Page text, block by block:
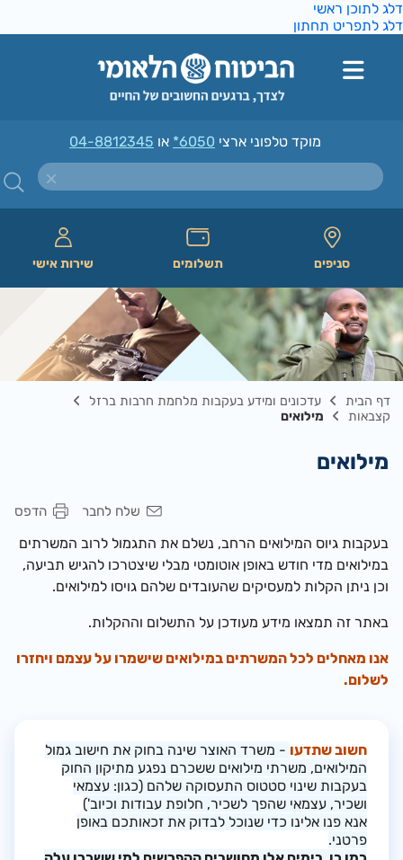
לתוכן ראשי
לתפריט תחתון
מוקד טלפוני ארצי*6050או04-8812345
סניפים תשלומים שירות אישי
דף הבית
עדכונים ומידע בעקבות מלחמת חרבות ברזל
קצבאות
מילואים
מילואים
הדפס שלח לחבר
בעקבות גיוס המילואים הרחב, נשלם את התגמוללרוב המשרתים
במילואים מדי חודש באופן אוטומטי מבלי שיצטרכו להגיש תביעה,
וכן ניתן הקלות למעסיקים שהעובדים שלהם גויסו למילואים.
באתר זה תמצאו מידע מעודכן על התשלום וההקלות.
אנו מאחלים לכל המשרתים במילואים שישמרו על עצמם ויחזרו
לשלום.
חשוב שתדעו- משרד האוצר שינה בחוק את חישוב גמול
המילואים, משרתי מילואים ששכרם נפגע מתיקון החוק
בעקבות שינוי סטטוס התעסוקה שלהם (כגון: עצמאי
ושכיר, עצמאי שהפך לשכיר, חלופת עבודות וכיוב')
אנא פנו אלינו כדי שנוכל לבדוק את זכאותכם באופן
פרטני.